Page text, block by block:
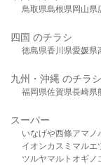
鳥取県島根県岡山県
四国 のチラシ
徳島県香川県愛媛県
九州・沖縄 のチラシ
福岡県佐賀県長崎県
スーパー
いなげや西條アマノ
イオンカスミ マルエ
ツルヤマルト オギノ